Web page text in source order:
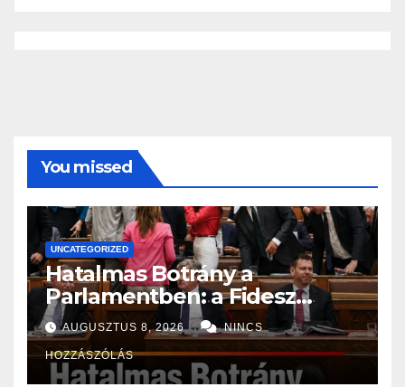
You missed
UNCATEGORIZED
Hatalmas Botrány a
Parlamentben: a Fidesz
ismét kitett magáért!
AUGUSZTUS 8, 2026 NINCS
HOZZÁSZÓLÁS